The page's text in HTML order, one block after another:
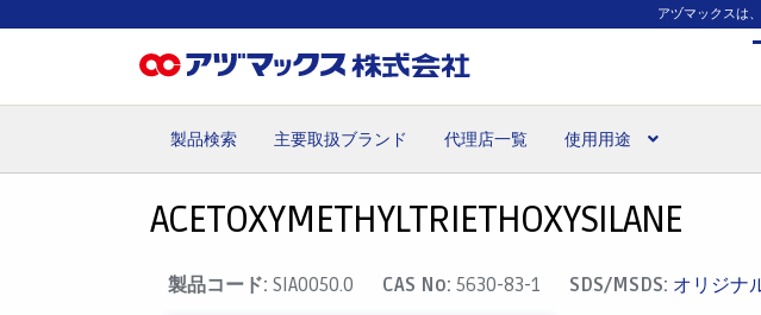
アヅマックスは
製品検索 主要取扱ブランド 代理店一覧 使用用途
ACETOXYMETHYLTRIETHOXYSILANE
製品コード:SIA0050.0 CAS No:5630-83-1 SDS/MSDS: オリジナ